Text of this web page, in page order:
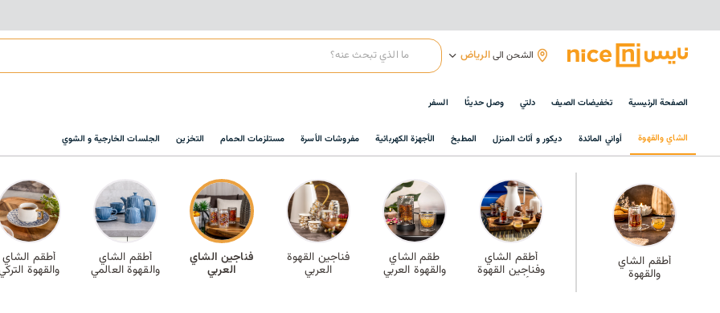
الشحن الىالرياض
الصفحة الرئيسية تخفيضات الصيف دلتي وصل حديثًا السفر
الشاي والقهوة أواني المائدة ديكور و أثاث المنزل المطبخ الأجهزة الكهربائية مفروشات الأسرة مستلزمات الحمام التخزين الجلسات الخارجية و الشوي
أطقم الشاي
والقهوة
أطقم الشاي
وفناجين القهوة
الأكثر مبيعًا
طقم الشاي
والقهوة العربي
فناجين القهوة
العربي
فناجين الشاي
العربي
أطقم الشاي
والقهوة العالمي
أطقم الشاي
والقهوة